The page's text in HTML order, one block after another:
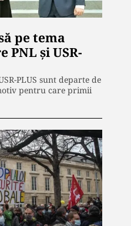
pe tema
și USR-
PLUS sunt departe de
pentru care primii